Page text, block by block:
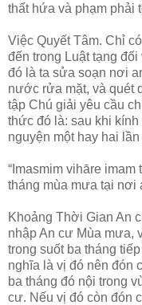
thất hứa và phạm phải
Việc Quyết Tâm. Chỉ
đến trong Luật tạng
đó là ta sửa soạn nơi
nước rửa mặt, và quét
tập Chú giải yêu cầu
thức đó là: sau khi
nguyện một hay hai
“Imasmim vihāre imam
tháng mùa mưa tại nơi
Khoảng Thời Gian An
nhập An cư Mùa mưa,
trong suốt ba tháng
nghĩa là vị đó nên đón
ba tháng đó nội trong
cư. Nếu vị đó còn đón